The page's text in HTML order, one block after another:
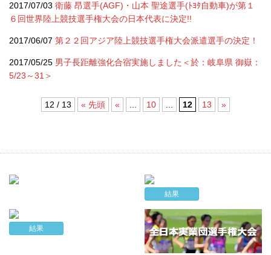
2017/07/03 衛藤 昂選手(AGF)・山本 聖途選手(ﾄﾖﾀ自動車)が第１
６回世界陸上競技選手権大会の日本代表に決定!!
2017/06/07 第２２回アジア陸上競技選手権大会派遣選手の決定！
2017/05/25 男子長距離強化合宿実施しました＜於：岐阜県 御嶽：
5/23～31＞
12 / 13 « 先頭 « 10 12 13 »
結果
結果